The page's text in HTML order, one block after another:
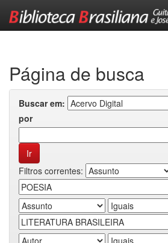
Página de busca
Buscar em:
por
Filtros correntes: